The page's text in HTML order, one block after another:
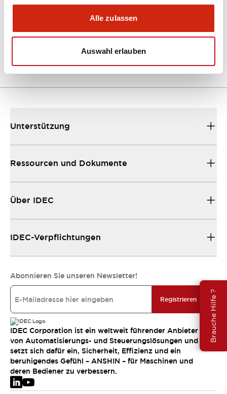
Alle zulassen
Auswahl erlauben
Brauche Hilfe ?
10/10/2024.PDF5.62MB
Unterstützung
Ressourcen und Dokumente
Über IDEC
IDEC-Verpflichtungen
Abonnieren Sie unseren Newsletter!
Registrieren
IDEC Corporation ist ein weltweit führender Anbieter
von Automatisierungs- und Steuerungslösungen und
setzt sich dafür ein, Sicherheit, Effizienz und ein
beruhigendes Gefühl – ANSHIN – für Maschinen und
deren Bediener zu verbessern.